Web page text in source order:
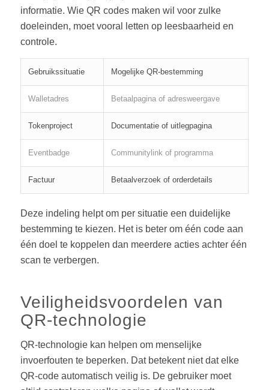
informatie. Wie QR codes maken wil voor zulke
doeleinden, moet vooral letten op leesbaarheid en
controle.
Gebruikssituatie Mogelijke QR-bestemming
Walletadres Betaalpagina of adresweergave
Tokenproject Documentatie of uitlegpagina
Eventbadge Communitylink of programma
Factuur Betaalverzoek of orderdetails
Deze indeling helpt om per situatie een duidelijke
bestemming te kiezen. Het is beter om één code aan
één doel te koppelen dan meerdere acties achter één
scan te verbergen.
Veiligheidsvoordelen van
QR-technologie
QR-technologie kan helpen om menselijke
invoerfouten te beperken. Dat betekent niet dat elke
QR-code automatisch veilig is. De gebruiker moet